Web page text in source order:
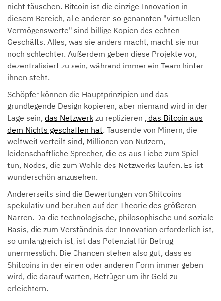
nicht täuschen. Bitcoin ist die einzige Innovation in
diesem Bereich, alle anderen so genannten "virtuellen
Vermögenswerte" sind billige Kopien des echten
Geschäfts. Alles, was sie anders macht, macht sie nur
noch schlechter. Außerdem geben diese Projekte vor,
dezentralisiert zu sein, während immer ein Team hinter
ihnen steht.
Schöpfer können die Hauptprinzipien und das
grundlegende Design kopieren, aber niemand wird in der
Lage sein, das Netzwerk zu replizieren , das Bitcoin aus
dem Nichts geschaffen hat. Tausende von Minern, die
weltweit verteilt sind, Millionen von Nutzern,
leidenschaftliche Sprecher, die es aus Liebe zum Spiel
tun, Nodes, die zum Wohle des Netzwerks laufen. Es ist
wunderschön anzusehen.
Andererseits sind die Bewertungen von Shitcoins
spekulativ und beruhen auf der Theorie des größeren
Narren. Da die technologische, philosophische und soziale
Basis, die zum Verständnis der Innovation erforderlich ist,
so umfangreich ist, ist das Potenzial für Betrug
unermesslich. Die Chancen stehen also gut, dass es
Shitcoins in der einen oder anderen Form immer geben
wird, die darauf warten, Betrüger um ihr Geld zu
erleichtern.